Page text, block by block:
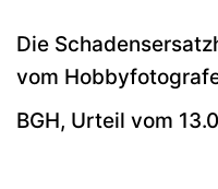
Die
vom
BGH, Urteil vom